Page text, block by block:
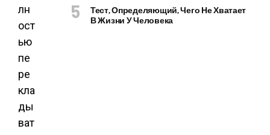
лн
ост
ью
пе
ре
кла
ды
ват
Тест, Определяющий, Чего Не Хватает
В Жизни У Человека